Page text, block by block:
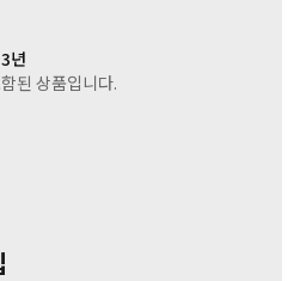
년
된 상품입니다.